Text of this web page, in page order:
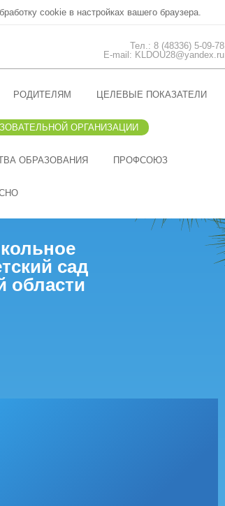
cookie в настройках вашего браузера.
Тел.: 8 (48336) 5-09-78
E-mail: KLDOU28@yandex.ru
РОДИТЕЛЯМ ЦЕЛЕВЫЕ ПОКАЗАТЕЛИ
ОРГАНИЗАЦИИ
ОБРАЗОВАНИЯ ПРОФСОЮЗ
сад
области